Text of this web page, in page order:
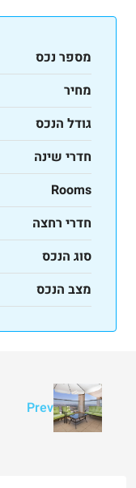
מספר נכס
מחיר
גודל הנכס
חדרי שינה
Rooms
חדרי רחצה
סוג הנכס
מצב הנכס
Prev